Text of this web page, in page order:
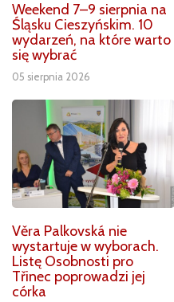
Weekend 7–9 sierpnia na
Śląsku Cieszyńskim. 10
wydarzeń, na które warto
się wybrać
05 sierpnia 2026
Věra Palkovská nie
wystartuje w wyborach.
Listę Osobnosti pro
Třinec poprowadzi jej
córka